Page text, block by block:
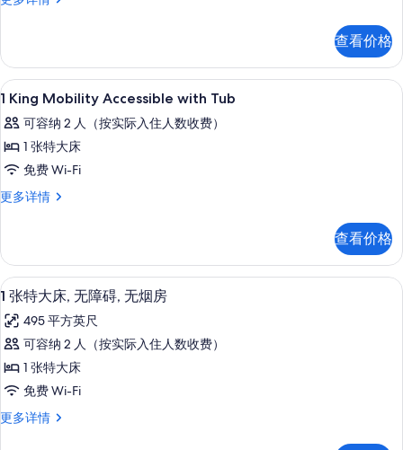
Smoking
的
所
有
照
片
-
Non-
Smoking
多
信
查看价格
显
示
1
King
Mobility
Accessible
的
所
有
照
片
高档床上用品、遮光窗帘、熨斗/熨衣
11
1 King Mobility Accessible with Tub
可容纳 2 人（按实际入住人数收费）
1 张特大床
免费 Wi-Fi
更多详情
1
with
Tub
更
信
息
查看价格
显
示
1
张
特
大
床,
高档床上用品、遮光窗帘、熨斗/熨衣
8
1 张特大床, 无障碍, 无烟房
495 平方英尺
可容纳 2 人（按实际入住人数收费）
1 张特大床
免费 Wi-Fi
更多详情
1